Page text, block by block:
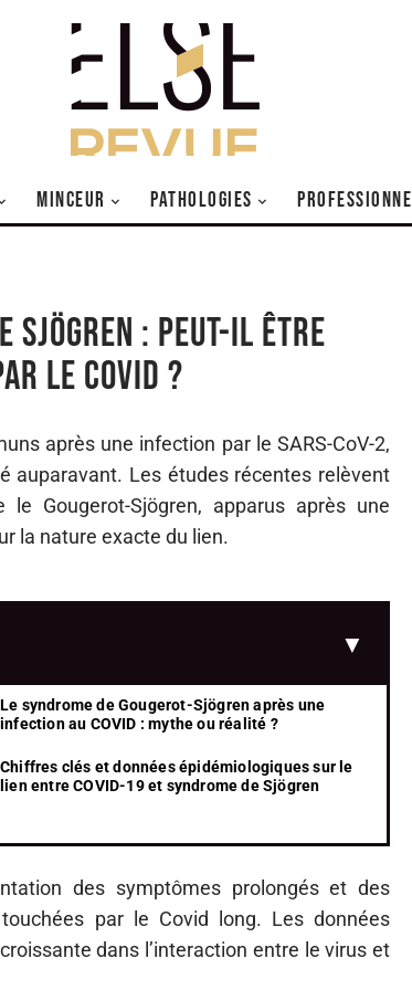
MINCEUR PATHOLOGIES
Sjögren : peut-il être
le COVID ?
après une infection par le SARS-CoV-2,
auparavant. Les études récentes relèvent
Gougerot-Sjögren, apparus après une
la nature exacte du lien.
Le syndrome de Gougerot-Sjögren après une
infection au COVID : mythe ou réalité ?
Chiffres clés et données épidémiologiques sur le
lien entre COVID-19 et syndrome de Sjögren
des symptômes prolongés et des
par le Covid long. Les données
dans l’interaction entre le virus et